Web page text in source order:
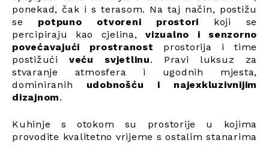
ponekad, čak i s terasom. Na taj način, postižu
se potpuno otvoreni prostori koji se
percipiraju kao cjelina,vizualno i senzorno
povećavajući prostranost prostorija i time
postižući veću svjetlinu. Pravi luksuz za
stvaranje atmosfera i ugodnih mjesta,
dominiranih udobnošću i najexkluzivnijim
dizajnom.
Kuhinje s otokom su prostorije u kojima
provodite kvalitetno vrijeme s ostalim stanarima